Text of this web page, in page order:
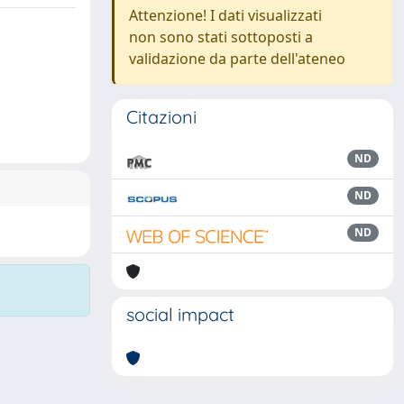
Attenzione! I dati visualizzati
non sono stati sottoposti a
validazione da parte dell'ateneo
Citazioni
ND
ND
ND
social impact